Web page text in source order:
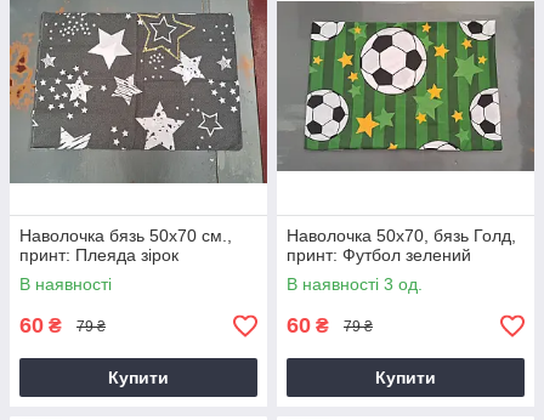
Наволочка бязь 50х70 см.,
принт: Плеяда зірок
В наявності
60 ₴ 79 ₴
Купити
Наволочка 50х70, бязь Голд,
принт: Футбол зелений
В наявності 3 од.
60 ₴ 79 ₴
Купити